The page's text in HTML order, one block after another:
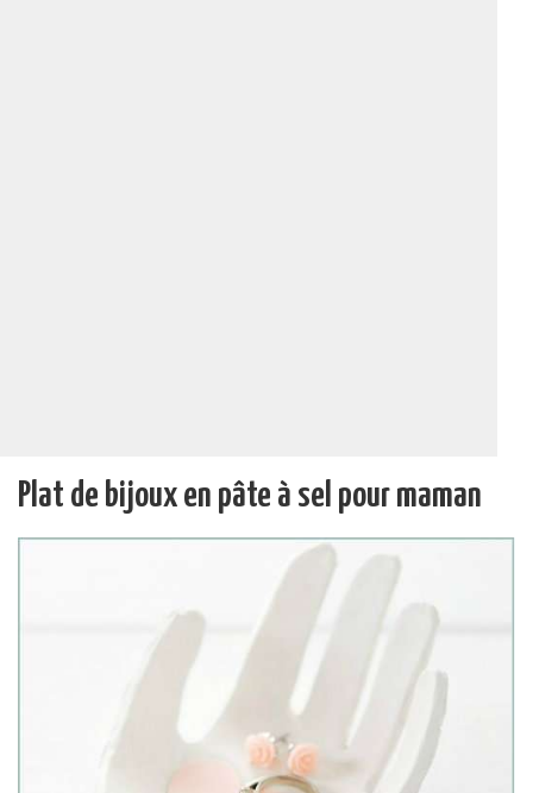
Plat de bijoux en pâte à sel pour maman